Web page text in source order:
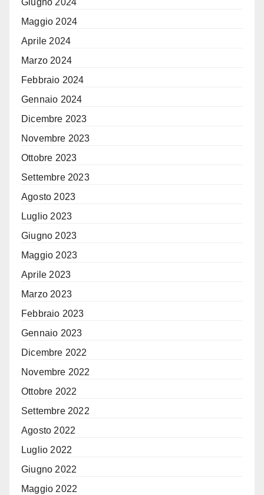
Giugno 2024
Maggio 2024
Aprile 2024
Marzo 2024
Febbraio 2024
Gennaio 2024
Dicembre 2023
Novembre 2023
Ottobre 2023
Settembre 2023
Agosto 2023
Luglio 2023
Giugno 2023
Maggio 2023
Aprile 2023
Marzo 2023
Febbraio 2023
Gennaio 2023
Dicembre 2022
Novembre 2022
Ottobre 2022
Settembre 2022
Agosto 2022
Luglio 2022
Giugno 2022
Maggio 2022